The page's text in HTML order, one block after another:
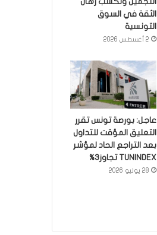
الثقة في السوق
التونسية
2 أغسطس 2026
عاجل: بورصة تونس تقرر
التعليق المؤقت للتداول
بعد التراجع الحاد لمؤشر
TUNINDEX تجاوز3%
28 يوليو 2026